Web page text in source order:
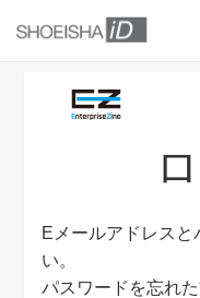
Eメールアドレスと
い。
パスワードを忘れ